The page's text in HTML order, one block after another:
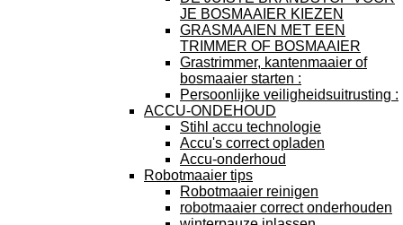
JE BOSMAAIER KIEZEN
GRASMAAIEN MET EEN
TRIMMER OF BOSMAAIER
Grastrimmer, kantenmaaier of
bosmaaier starten :
Persoonlijke veiligheidsuitrusting :
ACCU-ONDEHOUD
Stihl accu technologie
Accu's correct opladen
Accu-onderhoud
Robotmaaier tips
Robotmaaier reinigen
robotmaaier correct onderhouden